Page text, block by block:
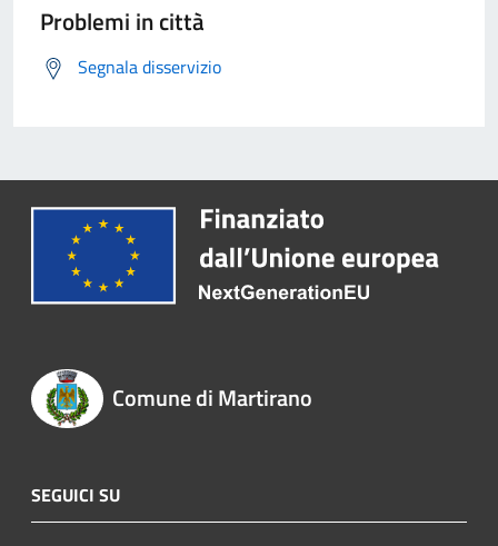
Problemi in città
Segnala disservizio
Comune di Martirano
SEGUICI SU